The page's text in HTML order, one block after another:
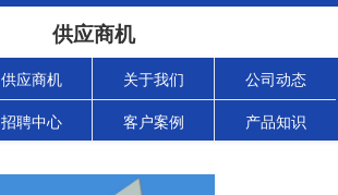
供应商机
供应商机 关于我们 公司动态
招聘中心 客户案例 产品知识